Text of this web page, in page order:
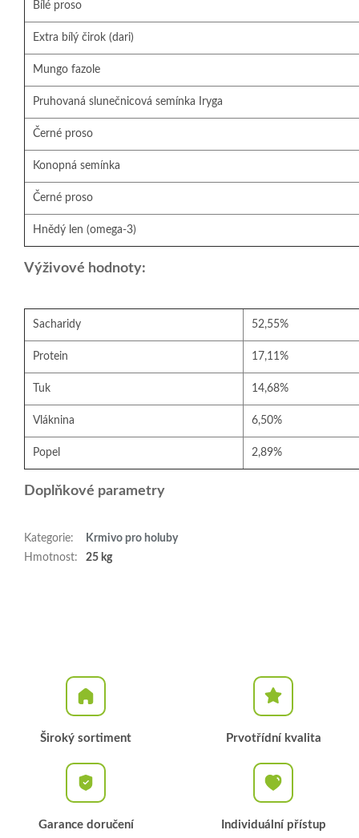
Bílé proso
Extra bílý čirok (dari)
Mungo fazole
Pruhovaná slunečnicová semínka Iryga
Černé proso
Konopná semínka
Černé proso
Hnědý len (omega-3)
Výživové hodnoty:
Sacharidy 52,55%
Protein 17,11%
Tuk 14,68%
Vláknina 6,50%
Popel 2,89%
Doplňkové parametry
Kategorie:
Krmivo pro holuby
Hmotnost: 25 kg
Široký sortiment Prvotřídní kvalita
Garance doručení Individuální přístup